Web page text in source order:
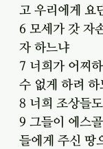
고 우리에게 요
6 모세가 갓 자
자 하느냐
7 너희가 어찌
수 없게 하려 하
8 너희 조상들
9 그들이 에스
들에게 주신 땅